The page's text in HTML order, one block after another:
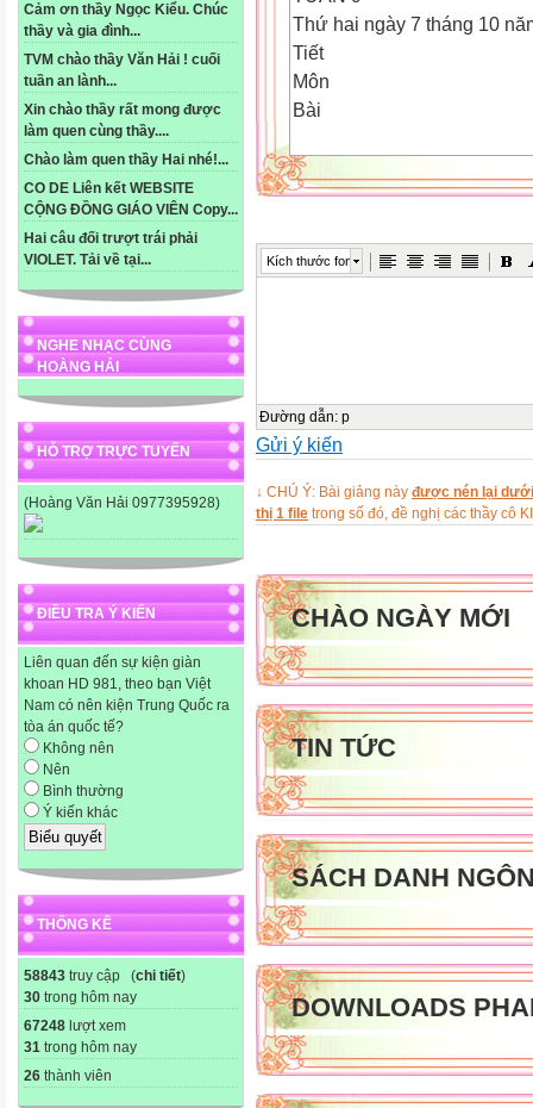
Cảm ơn thầy Ngọc Kiểu. Chúc
thầy và gia đình...
TVM chào thầy Văn Hải ! cuối
tuần an lành...
Xin chào thầy rất mong được
làm quen cùng thầy....
Chào làm quen thầy Hai nhé!...
CO DE Liên kết WEBSITE
CỘNG ĐỒNG GIÁO VIÊN Copy...
Hai câu đối trượt trái phải
VIOLET. Tải về tại...
NGHE NHẠC CÙNG
HOÀNG HẢI
HỖ TRỢ TRỰC TUYẾN
(Hoàng Văn Hải 0977395928)
ĐIỀU TRA Ý KIẾN
Liên quan đến sự kiện giàn
khoan HD 981, theo bạn Việt
Nam có nên kiện Trung Quốc ra
tòa án quốc tế?
Không nên
Nên
Bình thường
Ý kiến khác
THỐNG KÊ
58843 truy cập (chi tiết)
30 trong hôm nay
67248 lượt xem
31 trong hôm nay
26 thành viên
Thứ hai ngày 7 tháng 10
Tiết
Môn
Bài
NTĐ3
Tập đọc - Kể chuyện
NTĐ4
Toán
II
Đồ dùng
III
1
Kích thước font
Đường dẫn: p
Gửi ý kiến
↓ CHÚ Ý: Bài giảng này được nén lại
thị 1 file trong số đó, đề nghị các thầy cô
CHÀO NGÀY MỚI
TIN TỨC
SÁCH DANH
DOWNLOADS